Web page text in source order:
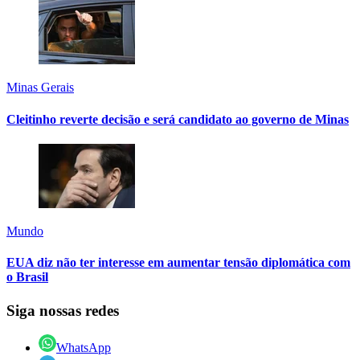
Minas Gerais
Cleitinho reverte decisão e será candidato ao governo de Minas
Mundo
EUA diz não ter interesse em aumentar tensão diplomática com
o Brasil
Siga nossas redes
WhatsApp